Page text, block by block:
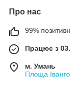
Про нас
99%
Працює з
м. Умань
Площа